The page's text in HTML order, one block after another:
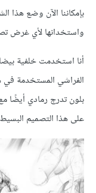
بإمكاننا الآن وضع هذا
واستخدانها لأي غرض
أنا استخدمت خلفية
الفراشي المستخدمة في
بلون تدرج رمادي
على هذا التصميم